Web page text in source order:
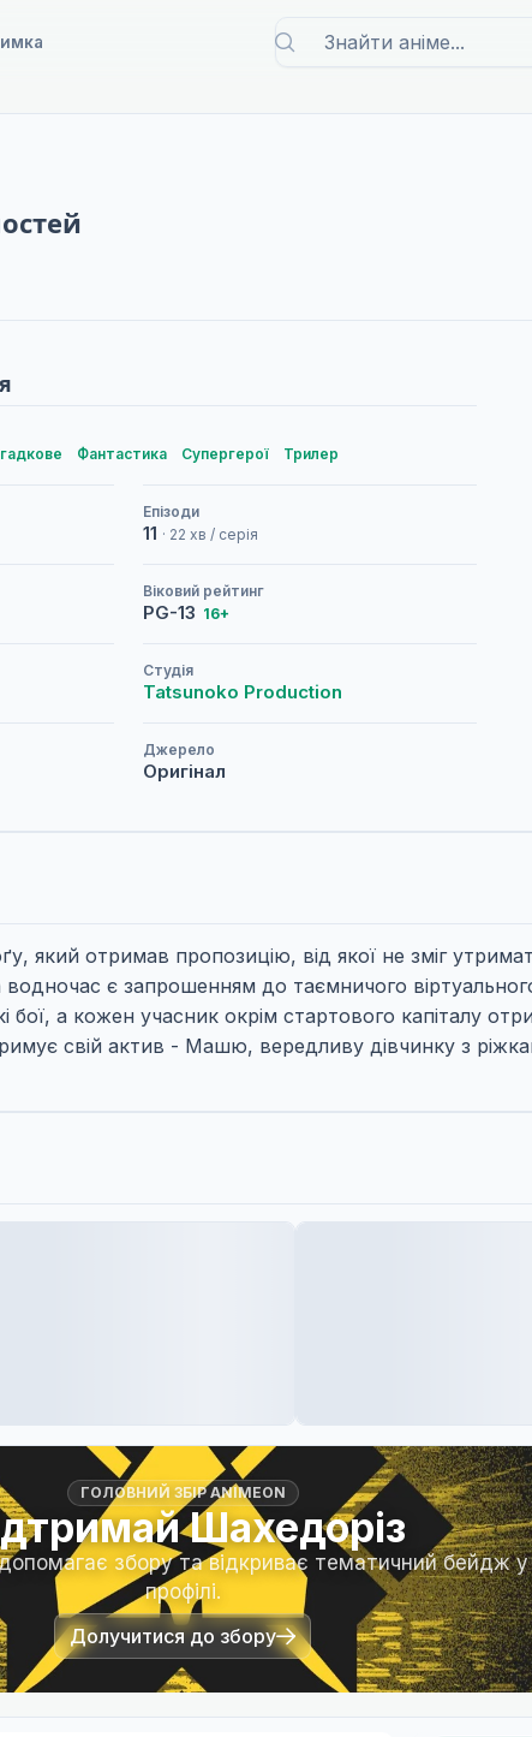
Фантастика Супергерої Трилер
Епізоди
11 · 22 хв / серія
Віковий рейтинг
PG-13 16+
Студія
Tatsunoko Production
Джерело
Оригінал
який отримав пропозицію, від якої не зміг
є запрошенням до таємничого
бої, а кожен учасник окрім стартового капіталу
свій актив - Машю, вередливу дівчинку з
ГОЛОВНИЙ ЗБІР ANIMEON
Шахедоріз
збору та відкриває тематичний бейдж у
профілі.
Долучитися до збору